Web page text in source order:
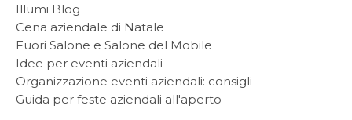
Illumi Blog
Cena aziendale di Natale
Fuori Salone e Salone del Mobile
Idee per eventi aziendali
Organizzazione eventi aziendali: consigli
Guida per feste aziendali all'aperto